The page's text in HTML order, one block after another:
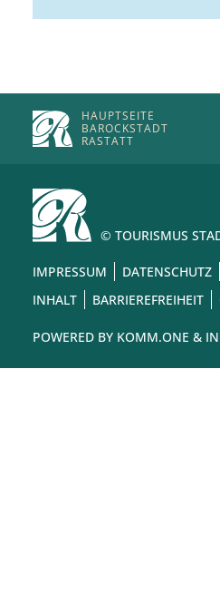
HAUPTSEITE
BAROCKSTADT
RASTATT
© TOURISMUS
IMPRESSUM DATENSCHUTZ
INHALT
BARRIEREFREIHEIT
POWERED BY KOMM.ONE &